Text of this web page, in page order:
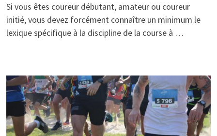
Si vous êtes coureur débutant, amateur ou coureur
initié, vous devez forcément connaître un minimum le
lexique spécifique à la discipline de la course à …